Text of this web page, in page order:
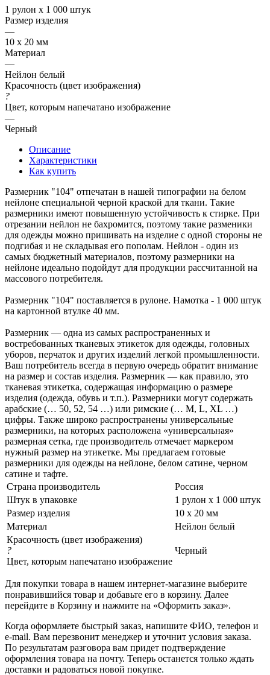
1 рулон х 1 000 штук
Размер изделия
—
10 х 20 мм
Материал
—
Нейлон белый
Красочность (цвет изображения)
?
Цвет, которым напечатано изображение
—
Черный
Описание
Характеристики
Как купить
Размерник "104" отпечатан в нашей типографии на белом
нейлоне специальной черной краской для ткани. Такие
размерники имеют повышенную устойчивость к стирке. При
отрезании нейлон не бахромится, поэтому такие разменики
для одежды можно пришивать на изделие с одной стороны не
подгибая и не складывая его пополам. Нейлон - один из
самых бюджетный материалов, поэтому размерники на
нейлоне идеально подойдут для продукции рассчитанной на
массового потребителя.
Размерник "104" поставляется в рулоне. Намотка - 1 000 штук
на картонной втулке 40 мм.
Размерник — одна из самых распространенных и
востребованных тканевых этикеток для одежды, головных
уборов, перчаток и других изделий легкой промышленности.
Ваш потребитель всегда в первую очередь обратит внимание
на размер и состав изделия. Размерник — как правило, это
тканевая этикетка, содержащая информацию о размере
изделия (одежда, обувь и т.п.). Размерники могут содержать
арабские (… 50, 52, 54 …) или римские (… M, L, XL …)
цифры. Также широко распространены универсальные
размерники, на которых расположена «универсальная»
размерная сетка, где производитель отмечает маркером
нужный размер на этикетке. Мы предлагаем готовые
размерники для одежды на нейлоне, белом сатине, черном
сатине и тафте.
Страна производитель
Россия
Штук в упаковке
1 рулон х 1 000 штук
Размер изделия
10 х 20 мм
Материал
Нейлон белый
Красочность (цвет изображения)
?
Цвет, которым напечатано изображение
Черный
Для покупки товара в нашем интернет-магазине выберите
понравившийся товар и добавьте его в корзину. Далее
перейдите в Корзину и нажмите на «Оформить заказ».
Когда оформляете быстрый заказ, напишите ФИО, телефон и
e-mail. Вам перезвонит менеджер и уточнит условия заказа.
По результатам разговора вам придет подтверждение
оформления товара на почту. Теперь останется только ждать
доставки и радоваться новой покупке.